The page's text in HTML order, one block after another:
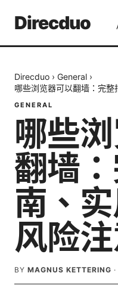
Direcduo
Direcduo › General ›
哪些浏览器可以翻墙：完
GENERAL
哪些
翻墙
南、
风险
BY MAGNUS KETTERING ·